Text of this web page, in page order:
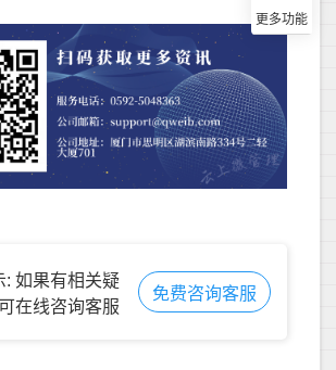
: 如果有相关疑
在线咨询客服
免费咨询客服